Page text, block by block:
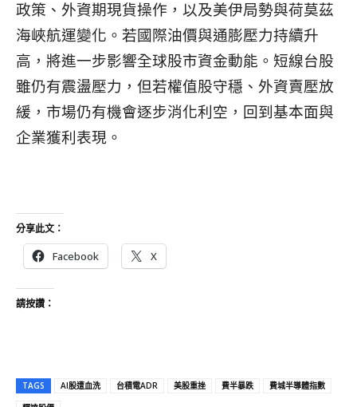
政策、外資期現貨操作，以及美伊局勢與荷莫茲
海峽航運變化。若國際油價與通膨壓力持續升
高，將進一步影響全球股市資金動能。短線台股
雖仍有震盪壓力，但若權值股守穩、外資賣壓放
緩，市場仍有機會逐步消化利空，回到基本面與
企業獲利表現。
分享此文：
Facebook X
請按讚：
TAGS AI股遭血洗 台積電ADR 美股重挫 費半暴跌
費城半導體指數